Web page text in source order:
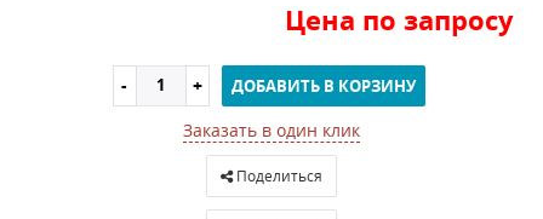
Цена по запросу
ДОБАВИТЬ В КОРЗИНУ
Заказать в один клик
Поделиться